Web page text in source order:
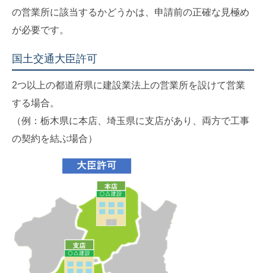
の営業所に該当するかどうかは、申請前の正確な見極め
が必要です。
国土交通大臣許可
2つ以上の都道府県に建設業法上の営業所を設けて営業
する場合。
（例：栃木県に本店、埼玉県に支店があり、両方で工事
の契約を結ぶ場合）